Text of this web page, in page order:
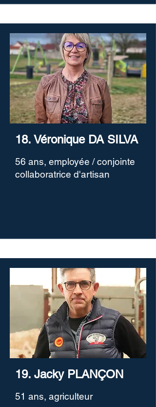
18. Véronique DA SILVA
56 ans, employée / conjointe
collaboratrice d'artisan
19. Jacky PLANÇON
51 ans, agriculteur